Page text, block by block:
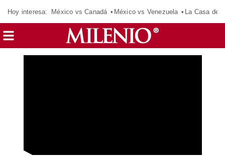
Hoy interesa: México vs Canadá México vs Venezuela La Casa de